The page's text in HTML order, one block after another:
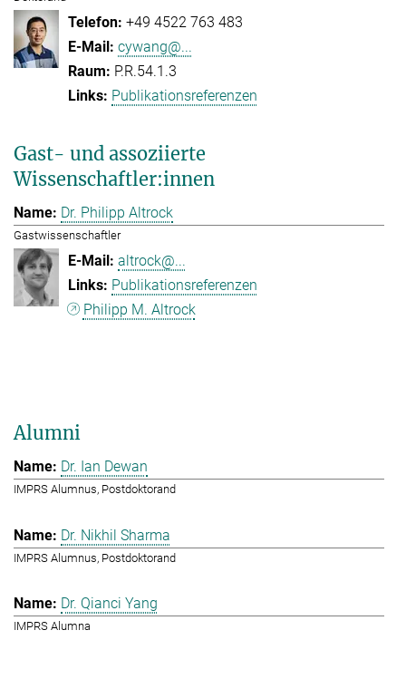
+49 4522 763 483
cywang@...
P.R.54.1.3
Publikationsreferenzen
Gast- und assoziierte
Wissenschaftler:innen
Dr. Philipp Altrock
Gastwissenschaftler
altrock@...
Publikationsreferenzen
Philipp M. Altrock
Alumni
Dr. Ian Dewan
IMPRS Alumnus, Postdoktorand
Dr. Nikhil Sharma
IMPRS Alumnus, Postdoktorand
Dr. Qianci Yang
IMPRS Alumna